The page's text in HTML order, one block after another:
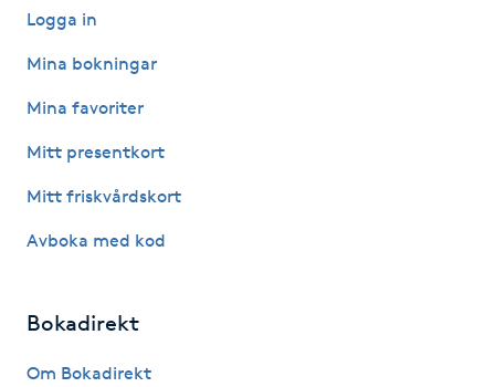
M
Makeup
Massage
Medial vägledning
Medicinsk massage
Meditation
Logga in
Mina bokningar
Mina favoriter
Mitt presentkort
Mitt friskvårdskort
Avboka med kod
Bokadirekt
Om Bokadirekt